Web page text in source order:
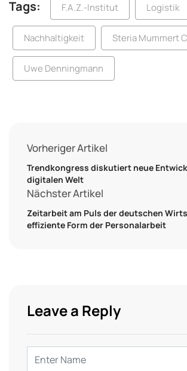
Tags: F.A.Z.-Institut Logistik
Nachhaltigkeit Steria Mummert
Uwe Denningmann
Vorheriger Artikel
Trendkongress diskutiert neue
digitalen Welt
Nächster Artikel
Zeitarbeit am Puls der deutschen
effiziente Form der Personalarbeit
Leave a Reply